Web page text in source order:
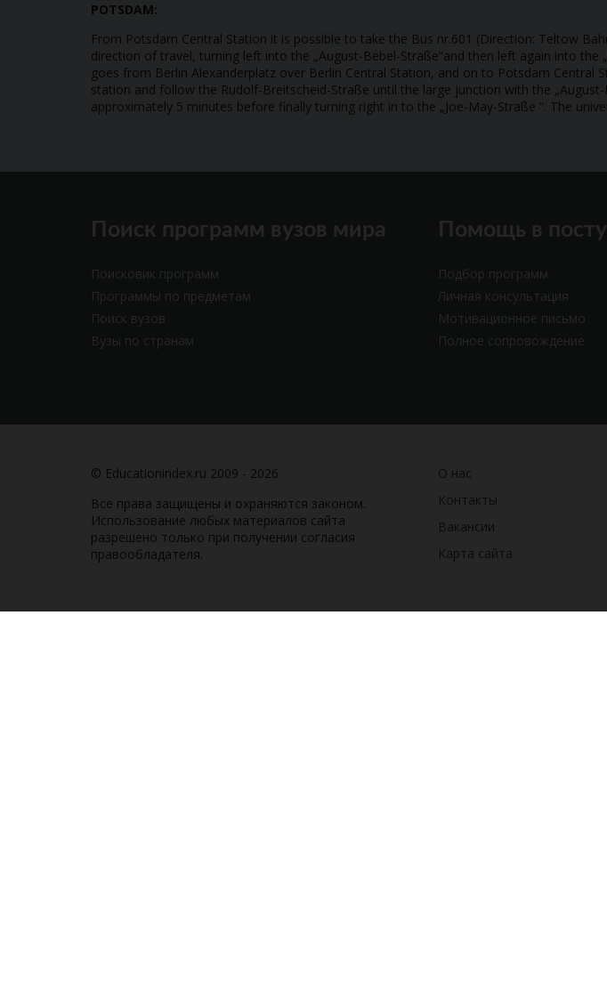
POTSDAM:
From Potsdam Central Station it is possible to take the Bus nr.601 (Direction: Teltow
direction of travel, turning left into the „August-Bebel-Straße“and then left again into
goes from Berlin Alexanderplatz over Berlin Central Station, and on to Potsdam Central
station and follow the Rudolf-Breitscheid-Straße until the large junction with the
approximately 5 minutes before finally turning right in to the „Joe-May-Straße “. The
Поиск программ вузов мира
Поисковик программ
Программы по предметам
Поиск вузов
Вузы по странам
Помощь в
Подбор программ
Личная консультация
Мотивационное письмо
Полное сопровождение
© Educationindex.ru 2009 - 2026
Все права защищены и охраняются законом.
Использование любых материалов сайта
разрешено только при получении согласия
правообладателя.
О нас
Контакты
Вакансии
Карта сайта